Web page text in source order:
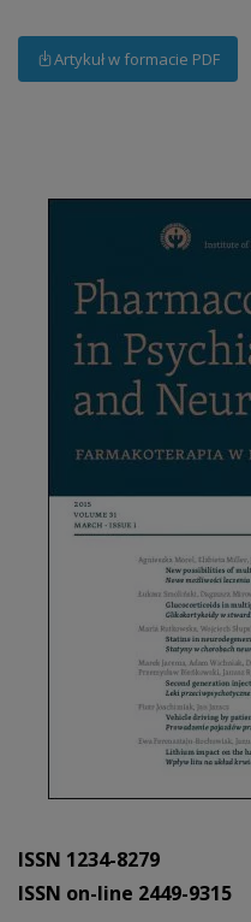
ISSN 1234-8279
ISSN on-line 2449-9315
Artykuł w formacie PDF